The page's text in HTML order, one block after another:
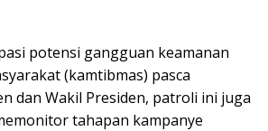
potensi gangguan keamanan
(kamtibmas) pasca
dan Wakil Presiden, patroli ini juga
tahapan kampanye